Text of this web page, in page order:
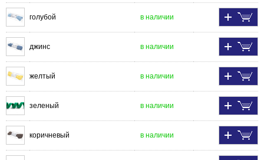
голубой в наличии
джинс в наличии
желтый в наличии
зеленый в наличии
коричневый в наличии